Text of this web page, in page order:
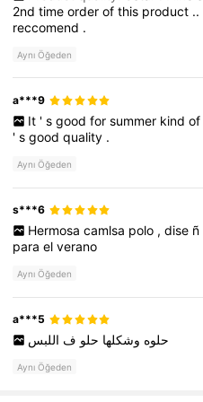
1.1K Takipçiler
2ndtimeorderofthis product ..
reccomend .
Aynı Öğeden
a***9
It ' s good for summer kind of
'sgoodquality .
Aynı Öğeden
s***6
Hermosa camlsa polo , dise ñ
paraelverano
Aynı Öğeden
a***5
حلوه وشكلها حلو ف اللبس
Aynı Öğeden